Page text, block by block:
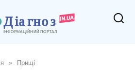
» Прищі